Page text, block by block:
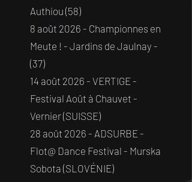
Authiou (58)
8 août 2026 - Championnes en
Meute ! - Jardins de Jaulnay -
(37)
14 août 2026 - VERTIGE -
Festival Août à Chauvet -
Vernier (SUISSE)
28 août 2026 - ADSURBE -
Flot@ Dance Festival - Murska
Sobota (SLOVÉNIE)